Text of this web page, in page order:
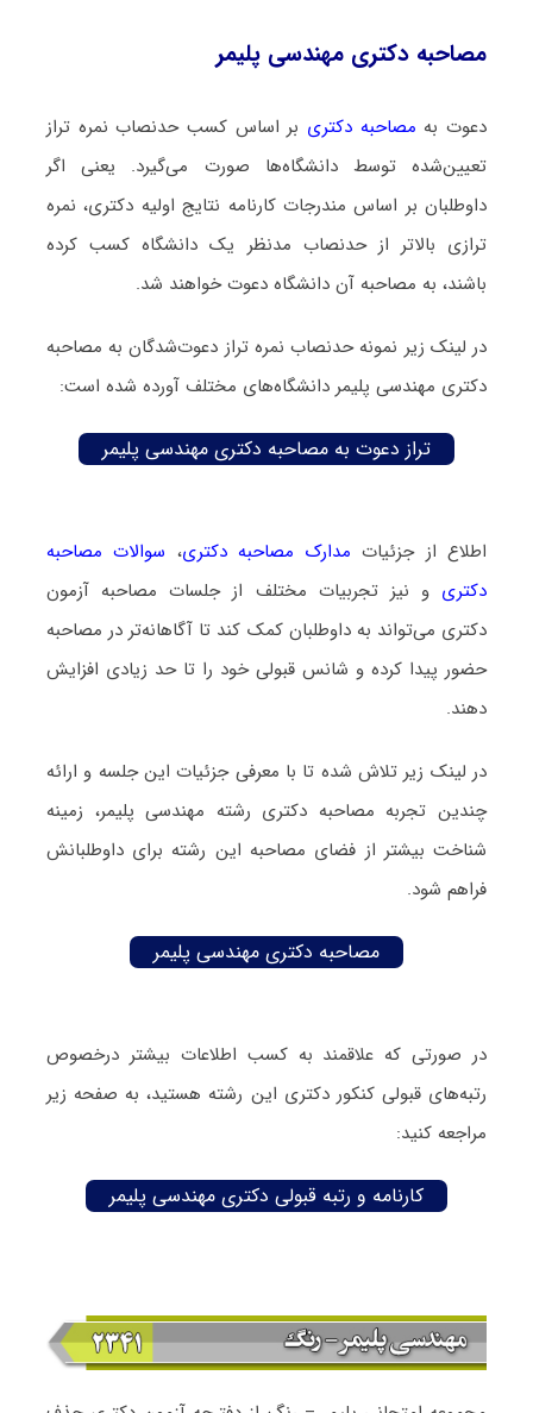
مصاحبه دکتری مهندسی پلیمر
دعوت به مصاحبه دکتری بر اساس کسب حدنصاب نمره تراز
تعیین‌شده توسط دانشگاه‌ها صورت می‌گیرد. یعنی اگر
داوطلبان بر اساس مندرجات کارنامه نتایج اولیه دکتری، نمره
ترازی بالاتر از حدنصاب مدنظر یک دانشگاه کسب کرده
باشند، به مصاحبه آن دانشگاه دعوت خواهند شد.
در لینک زیر نمونه حدنصاب نمره تراز دعوت‌شدگان به مصاحبه
دکتری مهندسی پلیمر دانشگاه‌های مختلف آورده شده است:
تراز دعوت به مصاحبه دکتری مهندسی پلیمر
اطلاع از جزئیات مدارک مصاحبه دکتری، سوالات مصاحبه
دکتری و نیز تجربیات مختلف از جلسات مصاحبه آزمون
دکتری می‌تواند به داوطلبان کمک کند تا آگاهانه‌تر در مصاحبه
حضور پیدا کرده و شانس قبولی خود را تا حد زیادی افزایش
دهند.
در لینک زیر تلاش شده تا با معرفی جزئیات این جلسه و ارائه
چندین تجربه مصاحبه دکتری رشته مهندسی پلیمر، زمینه
شناخت بیشتر از فضای مصاحبه این رشته برای داوطلبانش
فراهم شود.
مصاحبه دکتری مهندسی پلیمر
در صورتی که علاقمند به کسب اطلاعات بیشتر درخصوص
رتبه‌های قبولی کنکور دکتری این رشته هستید، به صفحه زیر
مراجعه کنید:
کارنامه و رتبه قبولی دکتری مهندسی پلیمر